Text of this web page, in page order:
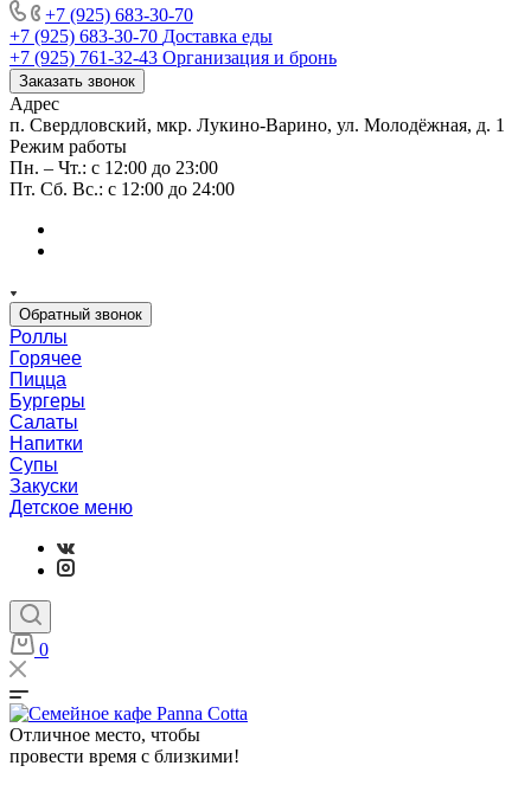
+7 (925) 683-30-70
+7 (925) 683-30-70 Доставка еды
+7 (925) 761-32-43 Организация и бронь
Заказать звонок
Адрес
п. Свердловский, мкр. Лукино-Варино, ул. Молодёжная, д. 1
Режим работы
Пн. – Чт.: с 12:00 до 23:00
Пт. Сб. Вс.: с 12:00 до 24:00
Обратный звонок
Роллы
Горячее
Пицца
Бургеры
Салаты
Напитки
Супы
Закуски
Детское меню
0
Отличное место, чтобы
провести время с близкими!